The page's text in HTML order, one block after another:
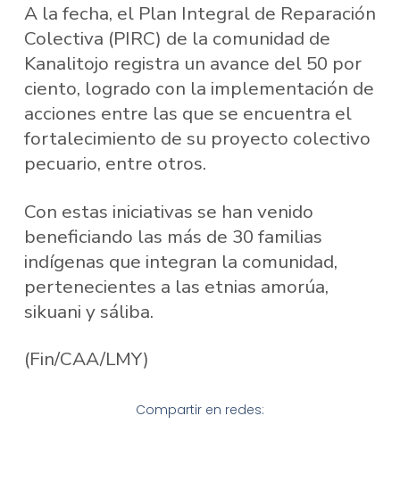
A la fecha, el Plan Integral de Reparación
Colectiva (PIRC) de la comunidad de
Kanalitojo registra un avance del 50 por
ciento, logrado con la implementación de
acciones entre las que se encuentra el
fortalecimiento de su proyecto colectivo
pecuario, entre otros.
Con estas iniciativas se han venido
beneficiando las más de 30 familias
indígenas que integran la comunidad,
pertenecientes a las etnias amorúa,
sikuani y sáliba.
(Fin/CAA/LMY)
Compartir en redes: